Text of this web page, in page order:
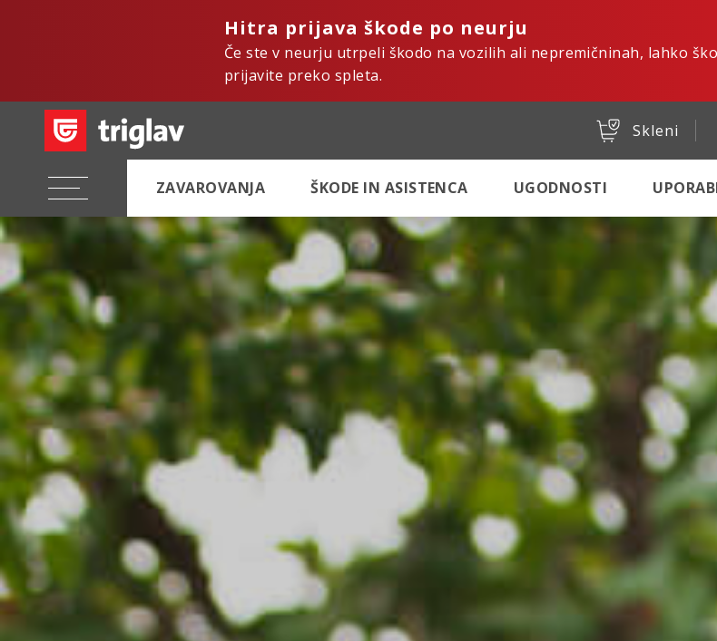
Hitra prijava škode po neurju
Če ste v neurju utrpeli škodo na vozilih ali nepremičninah, lahko
prijavite preko spleta.
Skleni
ZAVAROVANJA ŠKODE IN ASISTENCA UGODNOSTI